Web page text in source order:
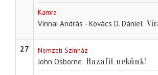
Kamra
Vinnai András - Kovács D. Dániel
27 Nemzeti Színház
John Osborne Hazafit nekünk!